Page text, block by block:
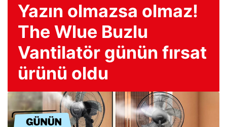
Yazın olmazsa olmaz!
The Wlue Buzlu
Vantilatör günün fırsat
ürünü oldu